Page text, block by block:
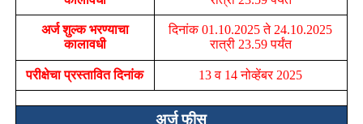
अर्ज शुल्क भरण्याचा
कालावधी
दिनांक01.10.2025ते 24.10.2025
रात्री 23.59पर्यंत
परीक्षेचा प्रस्तावित दिनांक 13व 14नोव्हेंबर 2025
अर्ज फीस